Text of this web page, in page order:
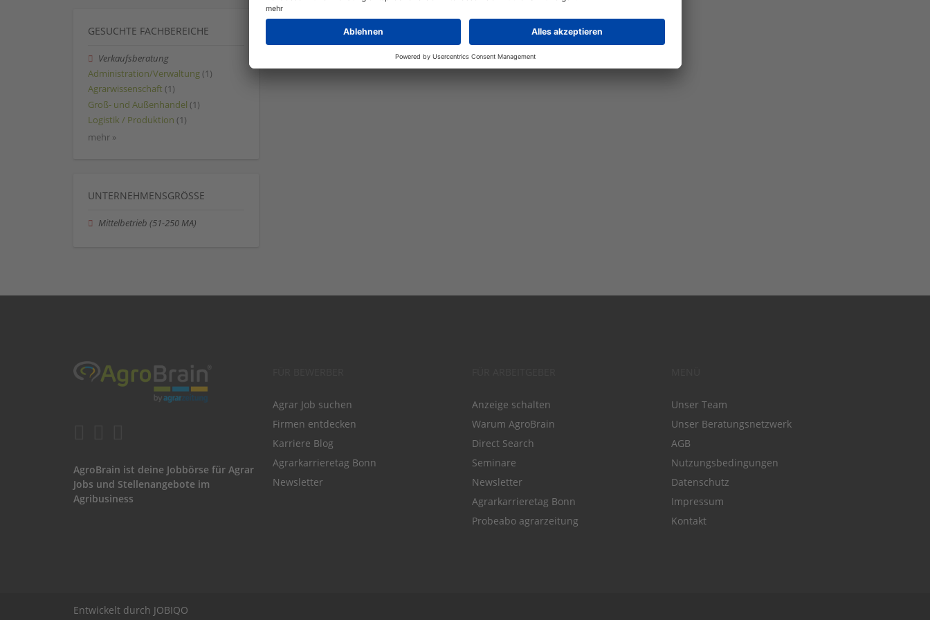
GESUCHTE FACHBEREICHE
Verkaufsberatung
Administration/Verwaltung (1)
Agrarwissenschaft (1)
Groß- und Außenhandel (1)
Logistik / Produktion (1)
mehr »
UNTERNEHMENSGRÖSSE
Mittelbetrieb (51-250 MA)
AgroBrain ist deine Jobbörse für Agrar
Jobs und Stellenangebote im
Agribusiness
Agrar Job suchen
Firmen entdecken
Karriere Blog
Agrarkarrieretag Bonn
Newsletter
Anzeige schalten
Warum AgroBrain
Direct Search
Seminare
Newsletter
Agrarkarrieretag Bonn
Probeabo agrarzeitung
Unser Team
Unser Beratungsnetzwerk
AGB
Nutzungsbedingungen
Datenschutz
Impressum
Kontakt
Entwickelt durch JOBIQO